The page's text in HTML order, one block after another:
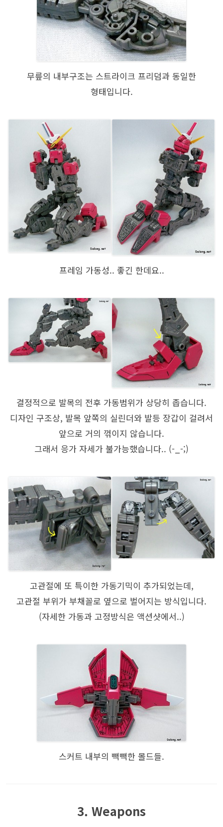
무릎의 내부구조는 스트라이크 프리덤과 동일한
형태입니다.
프레임 가동성.. 좋긴 한데요..
결정적으로 발목의 전후 가동범위가 상당히 좁습니다.
디자인 구조상, 발목 앞쪽의 실린더와 발등 장갑이 걸려서
앞으로 거의 꺾이지 않습니다.
그래서 응가 자세가 불가능했습니다.. (-_-;)
고관절에 또 특이한 가동기믹이 추가되었는데,
고관절 부위가 부채꼴로 옆으로 벌어지는 방식입니다.
(자세한 가동과 고정방식은 액션샷에서..)
스커트 내부의 빽빽한 몰드들.
3. Weapons